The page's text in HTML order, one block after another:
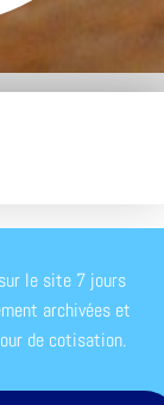
le site 7 jours
archivées et
de cotisation.